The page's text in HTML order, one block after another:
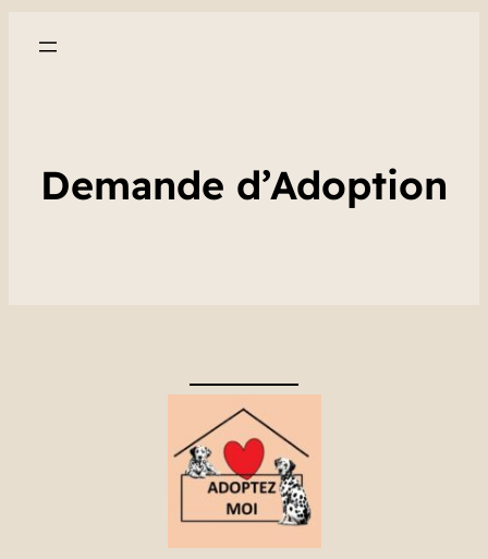
Demande d’Adoption